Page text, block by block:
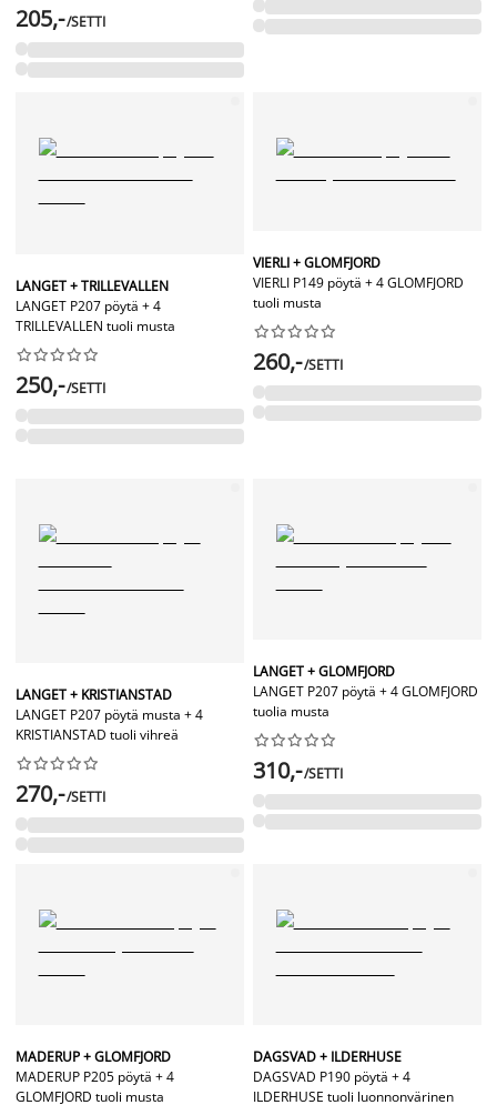
205,-/SETTI
LANGET + TRILLEVALLEN
LANGET P207 pöytä + 4
TRILLEVALLEN tuoli musta






250,-/SETTI
VIERLI + GLOMFJORD
VIERLI P149 pöytä + 4 GLOMFJORD
tuoli musta






260,-/SETTI
LANGET + KRISTIANSTAD
LANGET P207 pöytä musta + 4
KRISTIANSTAD tuoli vihreä






270,-/SETTI
LANGET + GLOMFJORD
LANGET P207 pöytä + 4 GLOMFJORD
tuolia musta






310,-/SETTI
MADERUP + GLOMFJORD
MADERUP P205 pöytä + 4
GLOMFJORD tuoli musta
DAGSVAD + ILDERHUSE
DAGSVAD P190 pöytä + 4
ILDERHUSE tuoli luonnonvärinen